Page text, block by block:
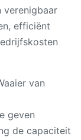
verenigbaar
efficiënt
van
geven
de capaciteit